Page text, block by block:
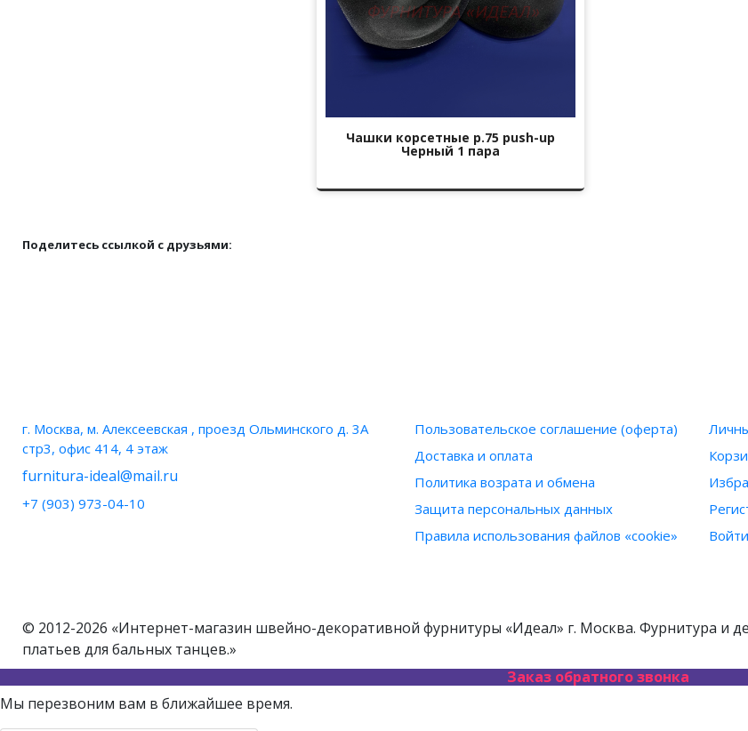
Чашки корсетные р.75 push-up
Черный 1 пара
Поделитесь ссылкой с друзьями:
г. Москва, м. Алексеевская , проезд Ольминского д. 3А
стр3, офис 414, 4 этаж
furnitura-ideal@mail.ru
+7 (903) 973-04-10
Пользовательское соглашение (оферта)
Доставка и оплата
Политика возрата и обмена
Защита персональных данных
Правила использования файлов «cookie»
© 2012-2026 «Интернет-магазин швейно-декоративной фурнитуры «Идеал» г. Москва. Фурнитура и
платьев для бальных танцев.»
Заказ обратного звонка
Мы перезвоним вам в ближайшее время.